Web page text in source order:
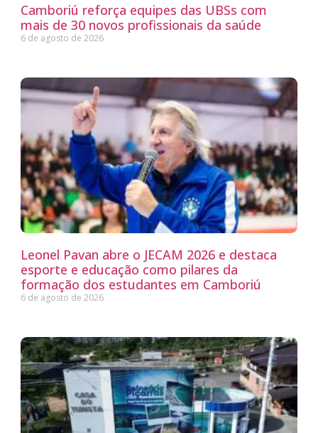
Camboriú reforça equipes das UBSs com
mais de 30 novos profissionais da saúde
6 de agosto de 2026
Leonel Pavan abre o JECAM 2026 e destaca
esporte e educação como pilares da
formação dos estudantes em Camboriú
6 de agosto de 2026